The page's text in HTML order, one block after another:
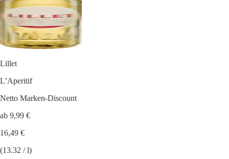
Lillet
L’Aperitif
Netto Marken-Discount
ab 9,99 €
16,49 €
(13.32 / l)